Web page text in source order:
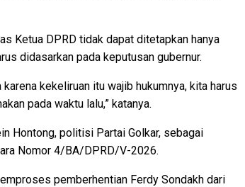
Ketua DPRD tidak dapat ditetapkan hanya
didasarkan pada keputusan gubernur.
kekeliruan itu wajib hukumnya, kita harus
pada waktu lalu,” katanya.
Hontong, politisi Partai Golkar, sebagai
Nomor 4/BA/DPRD/V-2026.
pemberhentian Ferdy Sondakh dari